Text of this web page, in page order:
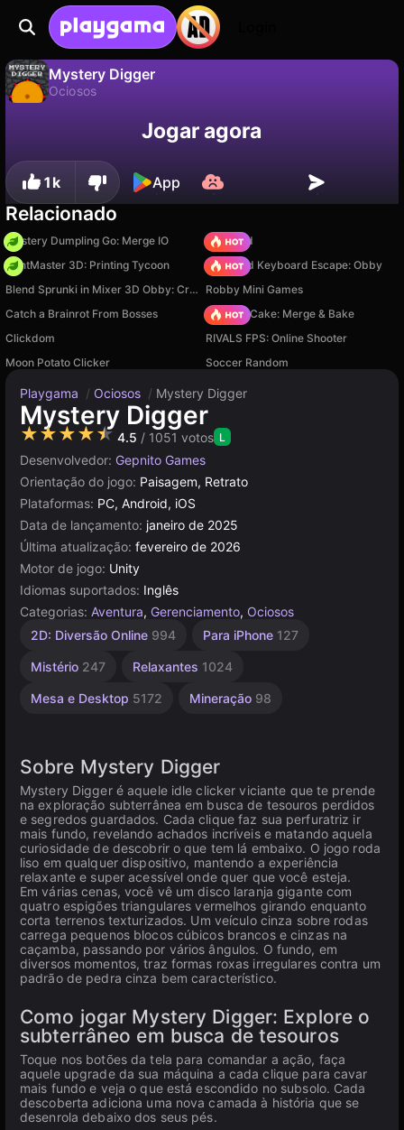
Mystery Digger
Ociosos
Salve o progresso!Jogar agora
1k App
Relacionado
Mystery Dumpling Go: Merge IO
TB World
PrintMaster 3D: Printing Tycoon
+1 Speed Keyboard Escape: Obby
Blend Sprunki in Mixer 3D Obby: Create Your Own Sprunki
Robby Mini Games
Catch a Brainrot From Bosses
Piece of Cake: Merge & Bake
Clickdom
RIVALS FPS: Online Shooter
Moon Potato Clicker
Soccer Random
Playgama / Ociosos / Mystery Digger
Mystery Digger
★★★★★ 4.5 / 1051 votos L
Desenvolvedor: Gepnito Games
Orientação do jogo: Paisagem, Retrato
Plataformas: PC, Android, iOS
Data de lançamento: janeiro de 2025
Última atualização: fevereiro de 2026
Motor de jogo: Unity
Idiomas suportados: Inglês
Categorias: Aventura, Gerenciamento, Ociosos
2D: Diversão Online 994 Para iPhone 127
Mistério 247 Relaxantes 1024
Mesa e Desktop 5172 Mineração 98
Navegador
Android
Unity
3177
Sobre Mystery Digger
Mystery Digger é aquele idle clicker viciante que te prende
na exploração subterrânea em busca de tesouros perdidos
e segredos guardados. Cada clique faz sua perfuratriz ir
mais fundo, revelando achados incríveis e matando aquela
curiosidade de descobrir o que tem lá embaixo. O jogo roda
liso em qualquer dispositivo, mantendo a experiência
relaxante e super acessível onde quer que você esteja.
Em várias cenas, você vê um disco laranja gigante com
quatro espigões triangulares vermelhos girando enquanto
corta terrenos texturizados. Um veículo cinza sobre rodas
carrega pequenos blocos cúbicos brancos e cinzas na
caçamba, passando por vários ângulos. O fundo, em
diversos momentos, traz formas roxas irregulares contra um
padrão de pedra cinza bem característico.
Como jogar Mystery Digger: Explore o
subterrâneo em busca de tesouros
Toque nos botões da tela para comandar a ação, faça
aquele upgrade da sua máquina a cada clique para cavar
mais fundo e veja o que está escondido no subsolo. Cada
descoberta adiciona uma nova camada à história que se
desenrola debaixo dos seus pés.